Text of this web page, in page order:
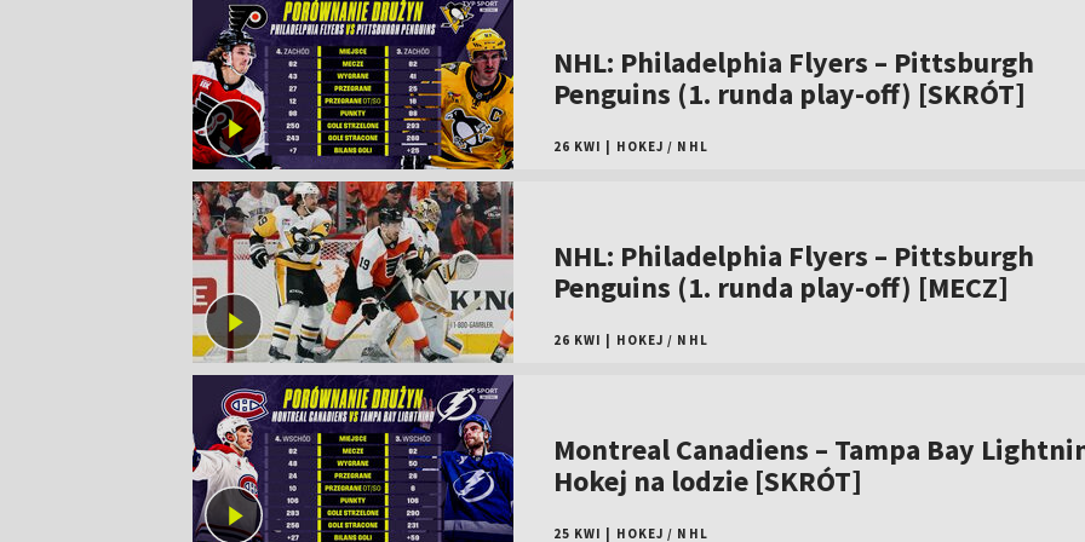
NHL: Philadelphia Flyers – Pittsburgh
Penguins (1. runda play-off) [SKRÓT]
26 KWI HOKEJ / NHL
NHL: Philadelphia Flyers – Pittsburgh
Penguins (1. runda play-off) [MECZ]
26 KWI HOKEJ / NHL
Montreal Canadiens – Tampa Bay
Hokej na lodzie [SKRÓT]
25 KWI HOKEJ / NHL